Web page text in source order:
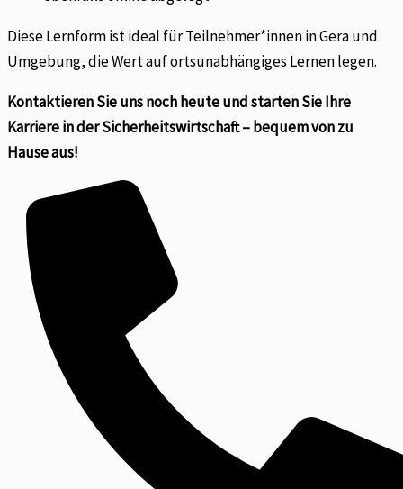
Diese Lernform ist ideal für Teilnehmer*innen in Gera und
Umgebung, die Wert auf ortsunabhängiges Lernen legen.
Kontaktieren Sie uns noch heute und starten Sie Ihre
Karriere in der Sicherheitswirtschaft – bequem von zu
Hause aus!